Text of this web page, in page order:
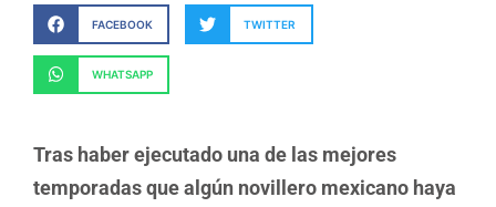
FACEBOOK TWITTER
WHATSAPP
Tras haber ejecutado una de las mejores
temporadas que algún novillero mexicano haya